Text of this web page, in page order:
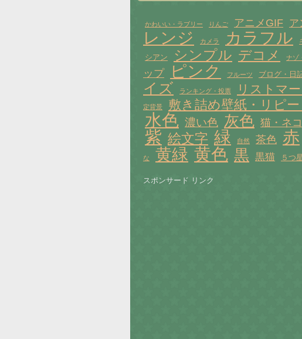
かわいい・ラブリー りんご アニメGIF ア
レンジ
カメラ カラフル
シアン
シンプル デコメ ナゾ
ップ
ピンク フルーツ ブログ・日
イズ
ランキング・投票 リストマー
定背景 敷き詰め壁紙・リピ
水色 濃い色 灰色 猫・ネ
紫 絵文字 緑 自然 茶色 赤
な 黄緑 黄色 黒 黒猫 ５つ星
スポンサード リンク